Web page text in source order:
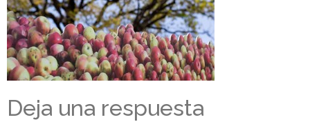
Deja una respuesta